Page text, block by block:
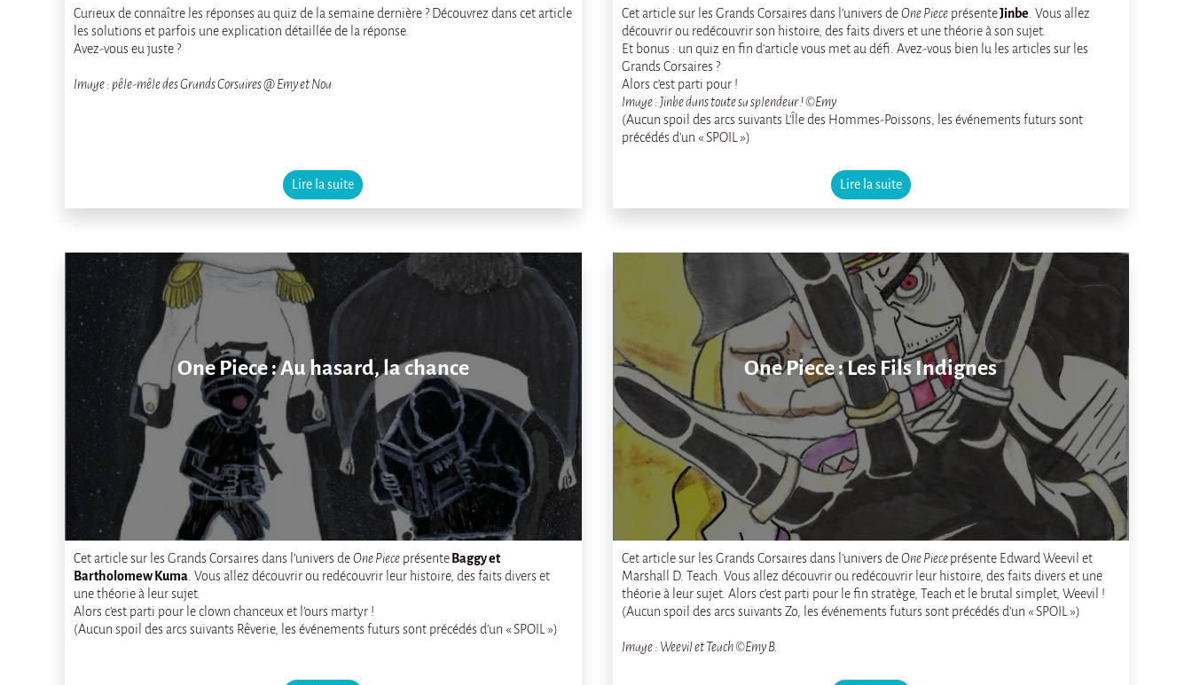
Curieux de connaître les réponses au quiz de la semaine dernière ? Découvrez dans cet article
les solutions et parfois une explication détaillée de la réponse.
Avez-vous eu juste ?
Image : pêle-mêle des Grands Corsaires @ Emy et Noa
Lire la suite
Cet article sur les Grands Corsaires dans l’univers deOne PieceprésenteJinbe. Vous allez
découvrir ou redécouvrir son histoire, des faits divers et une théorie à son sujet.
Et bonus : un quiz en fin d'article vous met au défi. Avez-vous bien lu les articles sur les
Grands Corsaires ?
Alors c’est parti pour !
Image : Jinbe dans toute sa splendeur ! ©Emy
(Aucun spoil des arcs suivants L’Île des Hommes-Poissons, les événements futurs sont
précédés d’un « SPOIL »)
Lire la suite
One Piece : Au hasard, la chance
Cet article sur les Grands Corsaires dans l’univers deOne Piece présenteBaggy et
Bartholomew Kuma. Vous allez découvrir ou redécouvrir leur histoire, des faits divers et
une théorie à leur sujet.
Alors c’est parti pour le clown chanceux et l’ours martyr !
(Aucun spoil des arcs suivants Rêverie, les événements futurs sont précédés d’un « SPOIL »)
One Piece : Les Fils Indignes
Cet article sur les Grands Corsaires dans l’univers deOne Pieceprésente Edward Weevil et
Marshall D. Teach. Vous allez découvrir ou redécouvrir leur histoire, des faits divers et une
théorie à leur sujet. Alors c’est parti pour le fin stratège, Teach et le brutal simplet, Weevil !
(Aucun spoil des arcs suivants Zo, les événements futurs sont précédés d’un « SPOIL »)
Image : Weevil et Teach ©Emy B.